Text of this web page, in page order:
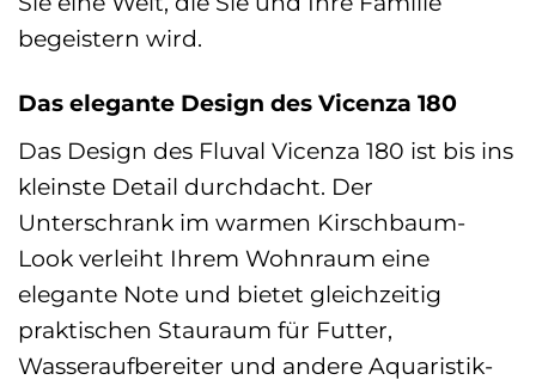
begeistern wird.
Das elegante Design des Vicenza 180
Das Design des Fluval Vicenza 180 ist bis ins
kleinste Detail durchdacht. Der
Unterschrank im warmen Kirschbaum-
Look verleiht Ihrem Wohnraum eine
elegante Note und bietet gleichzeitig
praktischen Stauraum für Futter,
Wasseraufbereiter und andere Aquaristik-